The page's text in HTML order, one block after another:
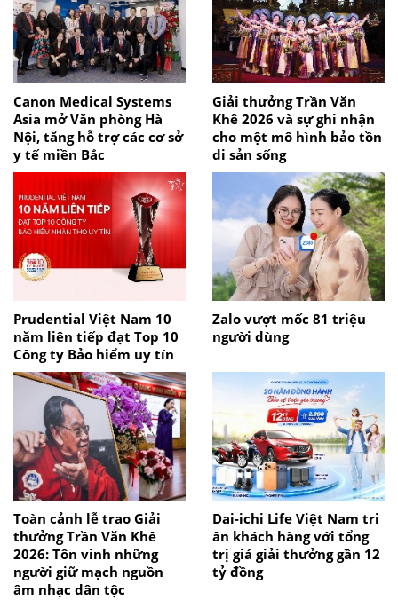
Canon Medical Systems
Asia mở Văn phòng Hà
Nội, tăng hỗ trợ các cơ sở
y tế miền Bắc
Giải thưởng Trần Văn
Khê 2026 và sự ghi nhận
cho một mô hình bảo tồn
di sản sống
Prudential Việt Nam 10
năm liên tiếp đạt Top 10
Công ty Bảo hiểm uy tín
Zalo vượt mốc 81 triệu
người dùng
Toàn cảnh lễ trao Giải
thưởng Trần Văn Khê
2026: Tôn vinh những
người giữ mạch nguồn
âm nhạc dân tộc
Dai-ichi Life Việt Nam tri
ân khách hàng với tổng
trị giá giải thưởng gần 12
tỷ đồng